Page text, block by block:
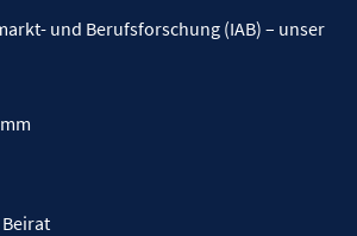
und Berufsforschung (IAB) – unser